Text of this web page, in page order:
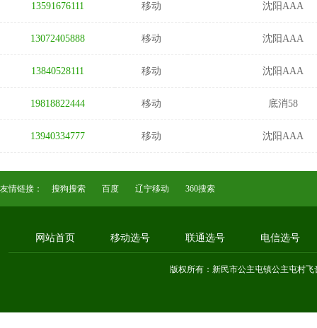
13591676111 移动 沈阳AAA
13072405888 移动 沈阳AAA
13840528111 移动 沈阳AAA
19818822444 移动 底消58
13940334777 移动 沈阳AAA
友情链接： 搜狗搜索 百度 辽宁移动 360搜索
网站首页 移动选号 联通选号 电信选号
版权所有：新民市公主屯镇公主屯村